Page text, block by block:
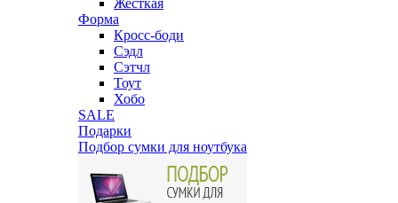
Жесткая
Форма
Кросс-боди
Сэдл
Сэтчл
Тоут
Хобо
SALE
Подарки
Подбор сумки для ноутбука